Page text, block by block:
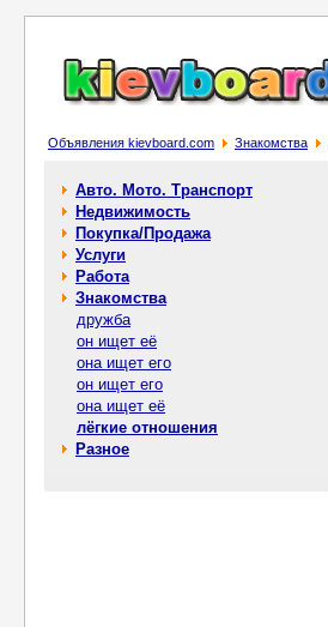
Объявления kievboard.com Знакомства
Авто. Мото. Транспорт
Недвижимость
Покупка/Продажа
Услуги
Работа
Знакомства
дружба
он ищет её
она ищет его
он ищет его
она ищет её
лёгкие отношения
Разное